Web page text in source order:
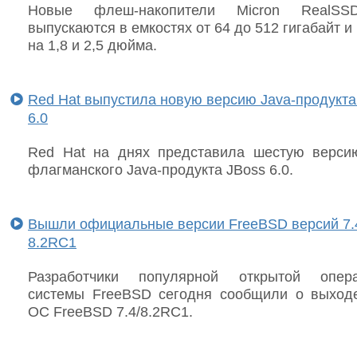
Новые флеш-накопители Micron
выпускаются в емкостях от 64 до 512 гигабайт и
на 1,8 и 2,5 дюйма.
Red Hat выпустила новую версию Java-
6.0
Red Hat на днях представила шестую
флагманского Java-продукта JBoss 6.0.
Вышли официальные версии FreeBSD версий
8.2RC1
Разработчики популярной открытой
системы FreeBSD сегодня сообщили о
ОС FreeBSD 7.4/8.2RC1.